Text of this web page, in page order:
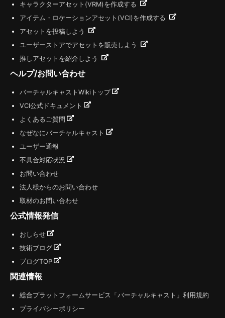
キャラクターアセット(VRM)を作成する
アイテム・ロケーションアセット(VCI)を作成する
アセットを投稿しよう
ユーザーストアでアセットを販売しよう
推しアセットを紹介しよう
ヘルプ/お問い合わせ
バーチャルキャストWikiトップ
VCI公式ドキュメント
よくあるご質問
なぜなにバーチャルキャスト
ユーザー通報
不具合対応状況
お問い合わせ
法人様からのお問い合わせ
取材のお問い合わせ
公式情報発信
おしらせ
技術ブログ
ブログTOP
関連情報
総合プラットフォームサービス「バーチャルキャスト」利用規約
プライバシーポリシー